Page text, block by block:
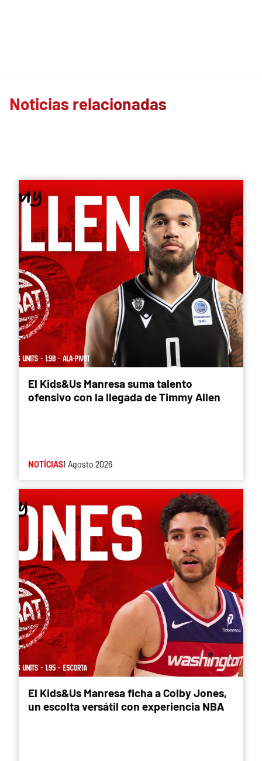
Noticias relacionadas
El Kids&Us Manresa suma talento
ofensivo con la llegada de Timmy Allen
NOTÍCIAS1 Agosto 2026
El Kids&Us Manresa ficha a Colby Jones,
un escolta versátil con experiencia NBA